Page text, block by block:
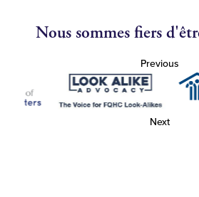
Nous sommes fiers
Previous
Next